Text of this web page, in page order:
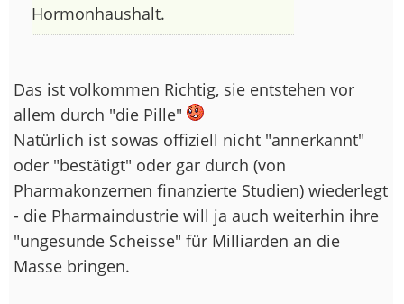
Hormonhaushalt.
Das ist volkommen Richtig, sie entstehen vor
allem durch "die Pille"
Natürlich ist sowas offiziell nicht "annerkannt"
oder "bestätigt" oder gar durch (von
Pharmakonzernen finanzierte Studien) wiederlegt
- die Pharmaindustrie will ja auch weiterhin ihre
"ungesunde Scheisse" für Milliarden an die
Masse bringen.